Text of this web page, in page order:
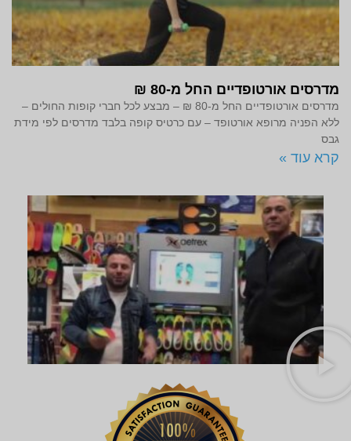
מדרסים אורטופדיים החל מ-80 ₪
מדרסים אורטופדיים החל מ-80 ₪ – מבצע לכל חברי קופות החולים –
ללא הפניה מרופא אורטופד – עם כרטיס קופה בלבד מדרסים לפי מידת
גבס
קרא עוד »